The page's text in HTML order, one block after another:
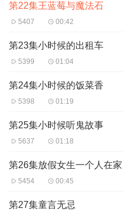
第22集王蓝莓与魔法石
5407 00:42
第23集小时候的出租车
5399 01:04
第24集小时候的饭菜香
5398 01:19
第25集小时候听鬼故事
5637 01:18
第26集放假女生一个人在家
5454 00:45
第27集童言无忌